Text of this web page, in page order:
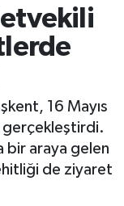
16 Mayıs
gerçekleştirdi.
bir araya gelen
de ziyaret